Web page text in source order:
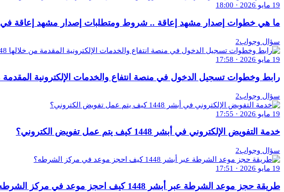
19 مايو 2026 · 18:00
ما هي خطوات إصدار مشهد إعاقة .. شروط ومتطلبات إصدار مشهد إعاقة في
سؤال وجواب2
19 مايو 2026 · 17:58
رابط وخطوات تسجيل الدخول في منصة انتفاع والخدمات الإلكترونية المقدمة من
سؤال وجواب2
19 مايو 2026 · 17:55
خدمة التفويض الإلكتروني في أبشر 1448 كيف يتم عمل تفويض الكتروني؟
سؤال وجواب2
19 مايو 2026 · 17:51
طريقة حجز موعد الشرطة عبر أبشر 1448 كيف احجز موعد في مركز الشرطه؟